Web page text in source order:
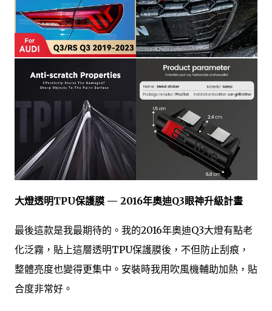
大燈透明TPU保護膜 — 2016年奧迪Q3眼神升級計畫
最後這款是我最期待的。我的2016年奧迪Q3大燈有點老
化泛霧，貼上這層透明TPU保護膜後，不但防止刮痕，
整體亮度也變得更集中。安裝時我用吹風機輔助加熱，貼
合度非常好。